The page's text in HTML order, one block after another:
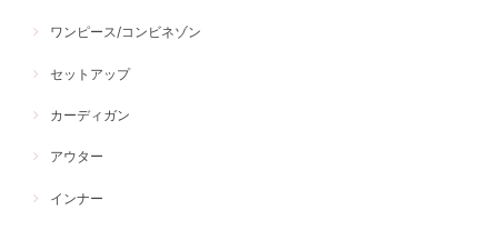
ワンピース/コンビネゾン
セットアップ
カーディガン
アウター
インナー